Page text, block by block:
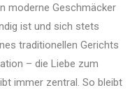
moderne Geschmäcker
ist und sich stets
traditionellen Gerichts
– die Liebe zum
immer zentral. So bleibt